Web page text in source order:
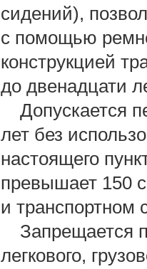
сидений),
с помощью
конструкцией
до двенадцати
Допускается
лет без
настоящего
превышает 150
и транспортном
Запрещается
легкового,